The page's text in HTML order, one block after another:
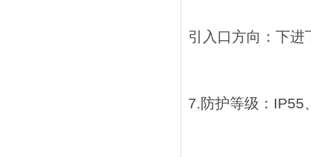
引入口方向：下进
7.防护等级：IP55